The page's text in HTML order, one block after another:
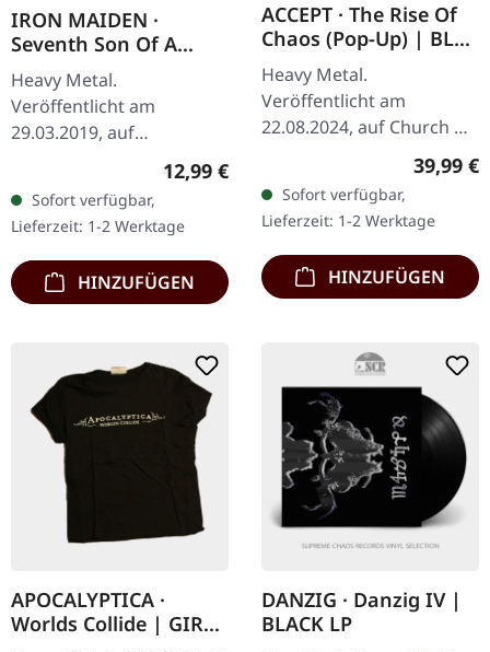
IRON MAIDEN ·
Seventh Son Of A
Seventh Son
(Remastered) |
DIGIPAK CD
Heavy Metal.
Veröffentlicht am
29.03.2019, auf
Parlophone Records.
Remastered, CD im
DigiPak.. Das Album
"Seventh Son of a Seventh
Son" von Iron…
Regulärer Preis:
12,99 €
Sofort verfügbar,
Lieferzeit: 1-2 Werktage
HINZUFÜGEN
ACCEPT · The Rise Of
Chaos (Pop-Up) | BLUE
LP
Heavy Metal.
Veröffentlicht am
22.08.2024, auf Church Of
Vinyl. Blaues Vinyl im
Gatefold-Popup-Cover.
Handnummeriert,
Nummer 306-500 blaues
Vinyl.…
39,99 €
Sofort verfügbar,
Lieferzeit: 1-2 Werktage
HINZUFÜGEN
APOCALYPTICA ·
Worlds Collide | GIRL-
DANZIG · Danzig IV |
BLACK LP